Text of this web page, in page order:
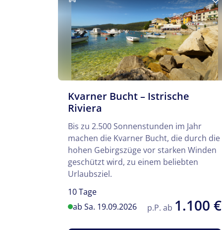
Kvarner Bucht – Istrische
Riviera
Bis zu 2.500 Sonnenstunden im Jahr
machen die Kvarner Bucht, die durch die
hohen Gebirgszüge vor starken Winden
geschützt wird, zu einem beliebten
Urlaubsziel.
10 Tage
ab Sa. 19.09.2026
p.P. ab 1.100 €